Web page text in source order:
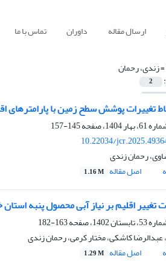
ارسال مقاله داوران تماس با ما
زندی، رحمان
2
تغییرات پوشش سطح زمین با
145-157
10.22034/
رحمان زندی
اصل مقاله 1.16 M
تغییر اقلیم بر نیاز آبی محصول پنبه
163-182
عبدالرضا کاشکی، مختار کرمی، رحمان زندی
اصل مقاله 1.29 M